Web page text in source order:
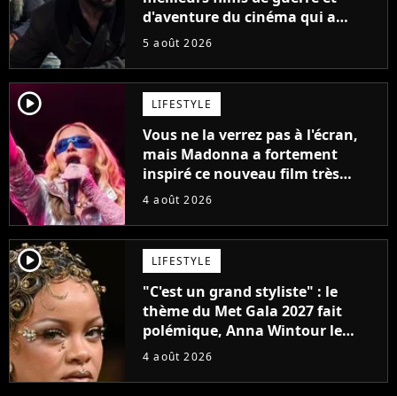
d'aventure du cinéma qui a
connu un succès retentissant à
5 août 2026
player2 LIFESTYLE
Vous ne la verrez pas à l'écran,
mais Madonna a fortement
inspiré ce nouveau film très
attendu
4 août 2026
player2 LIFESTYLE
"C'est un grand styliste" : le
thème du Met Gala 2027 fait
polémique, Anna Wintour le
défend
4 août 2026